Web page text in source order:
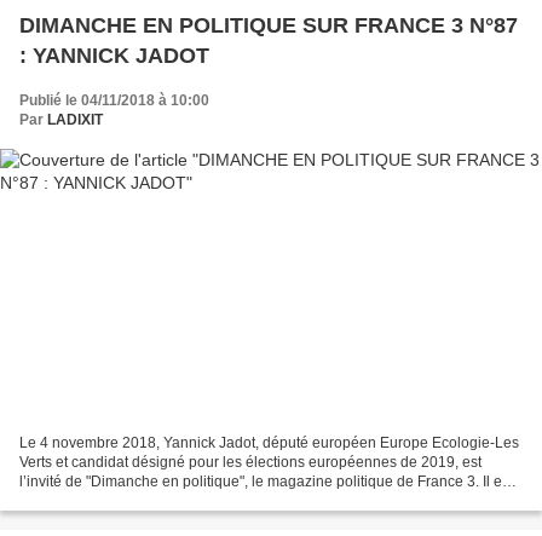
DIMANCHE EN POLITIQUE SUR FRANCE 3 N°87
: YANNICK JADOT
Publié le 04/11/2018 à 10:00
Par LADIXIT
Le 4 novembre 2018, Yannick Jadot, député européen Europe Ecologie-Les
Verts et candidat désigné pour les élections européennes de 2019, est
l’invité de "Dimanche en politique", le magazine politique de France 3. Il est